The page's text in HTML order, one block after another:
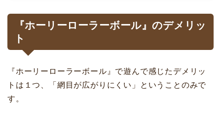
『ホーリーローラーボール』のデメリッ
ト
『ホーリーローラーボール』で遊んで感じたデメリッ
トは１つ、「網目が広がりにくい」ということのみで
す。